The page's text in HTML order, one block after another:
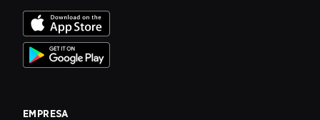
EMPRESA